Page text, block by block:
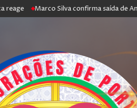
Marco Silva confirma saída de António